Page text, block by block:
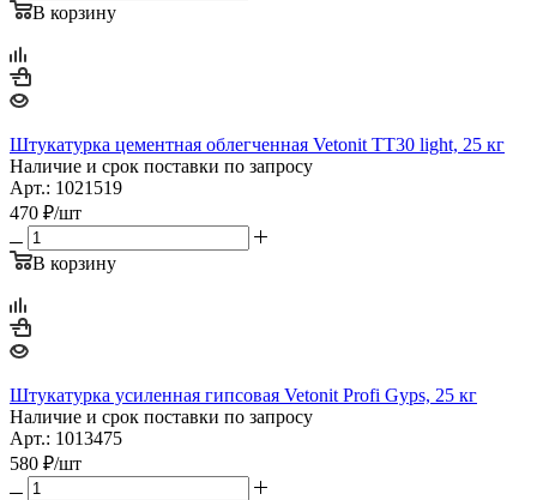
В корзину
Штукатурка цементная облегченная Vetonit ТТ30 light, 25 кг
Наличие и срок поставки по запросу
Арт.: 1021519
470 ₽/шт
В корзину
Штукатурка усиленная гипсовая Vetonit Profi Gyps, 25 кг
Наличие и срок поставки по запросу
Арт.: 1013475
580 ₽/шт